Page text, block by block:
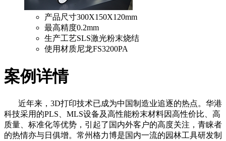
产品尺寸300X150X120mm
最高精度0.2mm
生产工艺SLS激光粉末烧结
使用材质尼龙FS3200PA
案例详情
近年来，3D打印技术已成为中国制造业追逐的热点。华港
科技采用的PLS、MLS设备及高性能粉末材料因高性价比、高
质量、标准化等优势，引起了国内外客户的高度关注，青睐者
的热情亦与日俱增。常州格力博是国内一流的园林工具研发制